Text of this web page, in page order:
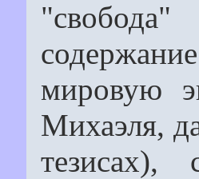
"свобода"
мировую
Михаэля,
тези­сах),